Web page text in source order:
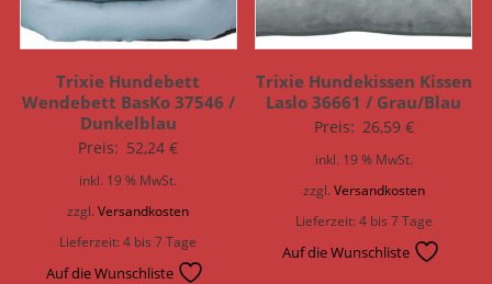
Trixie Hundebett
Wendebett BasKo 37546 /
Dunkelblau
Preis: 52,24€
inkl. 19 % MwSt.
zzgl.Versandkosten
Lieferzeit:4 bis 7 Tage
Auf die Wunschliste
Trixie Hundekissen Kissen
Laslo 36661 / Grau/Blau
Preis: 26,59 €
inkl. 19 % MwSt.
zzgl. Versandkosten
Lieferzeit:4 bis 7 Tage
Auf die Wunschliste